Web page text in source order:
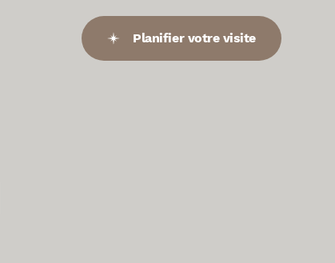
Planifier votre visite